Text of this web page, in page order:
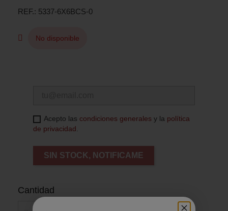
REF. 5337-6X6BCS-0
No disponible
Acepto las condiciones generales y la política
de privacidad.
SIN STOCK, NOTIFICAME
Cantidad